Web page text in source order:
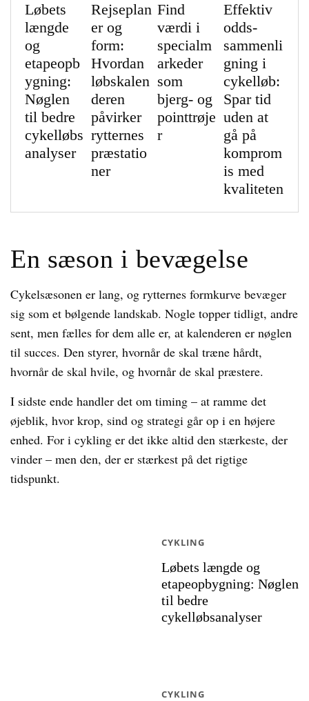
Løbets
længde
og
etapeopb
ygning:
Nøglen
til bedre
cykelløbs
analyser
Rejseplan
er og
form:
Hvordan
løbskalen
deren
påvirker
rytternes
præstatio
ner
Find
værdi i
specialm
arkeder
som
bjerg- og
pointtrøje
r
Effektiv
odds-
sammenli
gning i
cykelløb:
Spar tid
uden at
gå på
komprom
is med
kvaliteten
En sæson i bevægelse
Cykelsæsonen er lang, og rytternes formkurve bevæger
sig som et bølgende landskab. Nogle topper tidligt, andre
sent, men fælles for dem alle er, at kalenderen er nøglen
til succes. Den styrer, hvornår de skal træne hårdt,
hvornår de skal hvile, og hvornår de skal præstere.
I sidste ende handler det om timing – at ramme det
øjeblik, hvor krop, sind og strategi går op i en højere
enhed. For i cykling er det ikke altid den stærkeste, der
vinder – men den, der er stærkest på det rigtige
tidspunkt.
Løbets længde og
etapeopbygning: Nøglen
til bedre
cykelløbsanalyser
CYKLING
CYKLING